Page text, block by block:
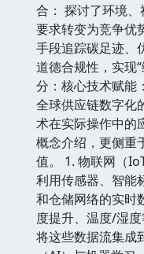
合： 探讨了环境
要求转变为竞争优
手段追踪碳足迹、
道德合规性，实现
分：核心技术赋能
全球供应链数字化
术在实际操作中的
概念介绍，更侧重
值。 1. 物联网（
利用传感器、智能
和仓储网络的实时
度提升、温度/湿
将这些数据流集成